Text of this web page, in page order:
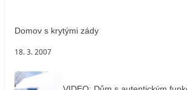
Domov s krytými zády
18. 3. 2007